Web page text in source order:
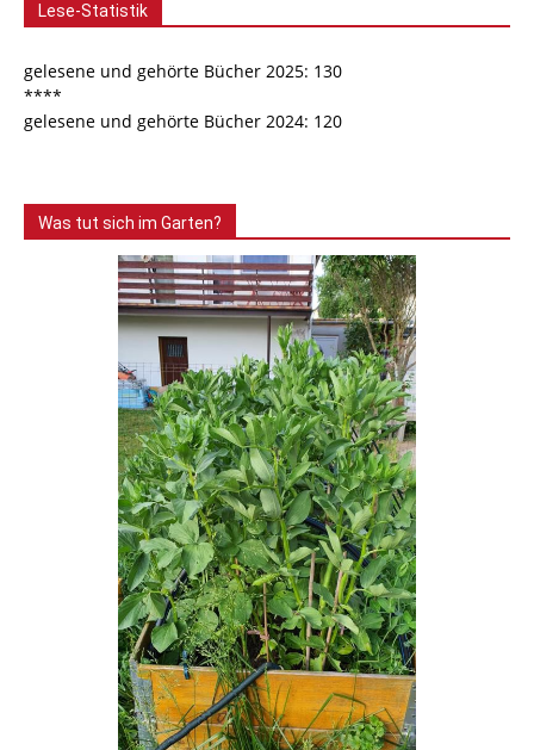
Lese-Statistik
gelesene und gehörte Bücher 2025: 130
****
gelesene und gehörte Bücher 2024: 120
Was tut sich im Garten?